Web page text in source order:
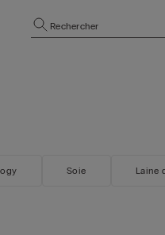
Rechercher
Soie Laine